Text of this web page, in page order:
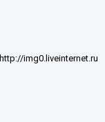
http://img0.liveinternet.ru